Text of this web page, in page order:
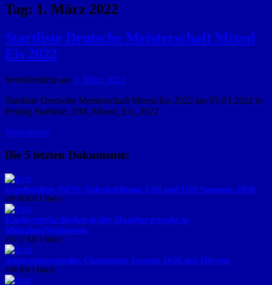
Tag: 1. März 2022
Startliste Deutsche Meisterschaft Mixed
Eis 2022
Veröffentlicht am 1. März 2022
Startliste Deutsche Meisterschaft Mixed Eis 2022 am 05.03.2022 in
Peiting Startliste_DM_Mixed_Eis_2022
Weiterlesen
Die 5 letzten Dokumente:
Ergebnisliste DESV-Talentsichtung U16 und U19 Sommer 2026
290.98 KB 1 file(s)
Kinderstockschießen in der Hanebergstraße in
München/Neuhausen
253.27 KB 1 file(s)
Austragungsmodus Champions League 2026 der Herren
0.00 KB 1 file(s)